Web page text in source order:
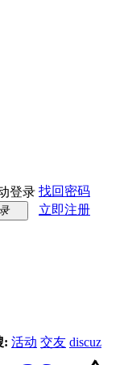
登录 找回密码
立即注册
: 活动 交友 discuz